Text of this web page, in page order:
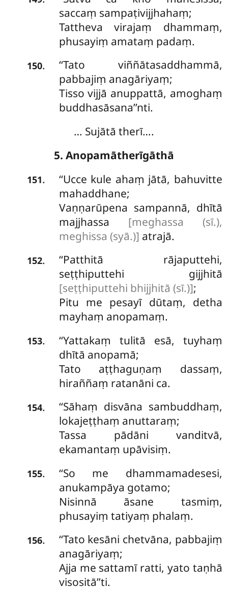
saccaṃ sampaṭivijjhahaṃ;
Tattheva virajaṃ dhammaṃ,
phusayiṃ amataṃ padaṃ.
150.
‘‘Tato viññātasaddhammā,
pabbajiṃ anagāriyaṃ;
Tisso vijjā anuppattā, amoghaṃ
buddhasāsana’’nti.
… Sujātā therī….
5. Anopamātherīgāthā
151.
‘‘Ucce kule ahaṃ jātā, bahuvitte
mahaddhane;
Vaṇṇarūpena sampannā, dhītā
majjhassa [meghassa (sī.),
meghissa (syā.)] atrajā.
152.
‘‘Patthitā rājaputtehi,
seṭṭhiputtehi gijjhitā
[seṭṭhiputtehi bhijjhitā (sī.)];
Pitu me pesayī dūtaṃ, detha
mayhaṃ anopamaṃ.
153.
‘‘Yattakaṃ tulitā esā, tuyhaṃ
dhītā anopamā;
Tato aṭṭhaguṇaṃ dassaṃ,
hiraññaṃ ratanāni ca.
154. ‘‘Sāhaṃ disvāna sambuddhaṃ,
lokajeṭṭhaṃ anuttaraṃ;
Tassa pādāni vanditvā,
ekamantaṃ upāvisiṃ.
155.
‘‘So me dhammamadesesi,
anukampāya gotamo;
Nisinnā āsane tasmiṃ,
phusayiṃ tatiyaṃ phalaṃ.
156.
‘‘Tato kesāni chetvāna, pabbajiṃ
anagāriyaṃ;
Ajja me sattamī ratti, yato taṇhā
visositā’’ti.